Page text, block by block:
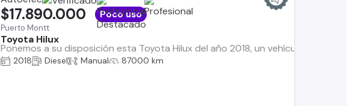
Puerto Montt
Toyota Hilux
Ponemos a su disposición esta Toyota Hilux del año 2018, un vehículo que
$17.890.000 Poco uso
2018 Diesel Manual 87000 km